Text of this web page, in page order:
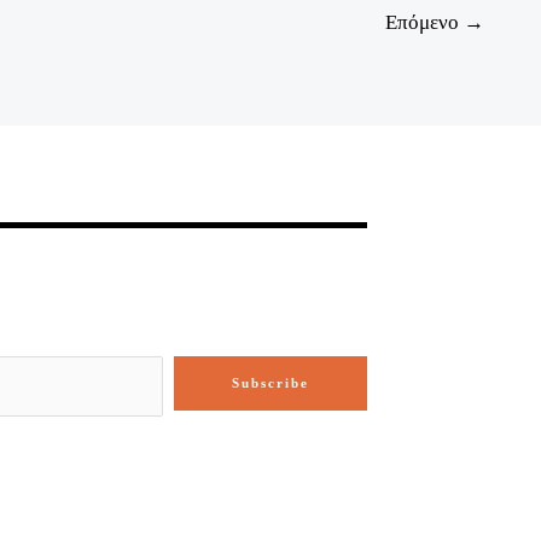
Επόμενο →
Subscribe